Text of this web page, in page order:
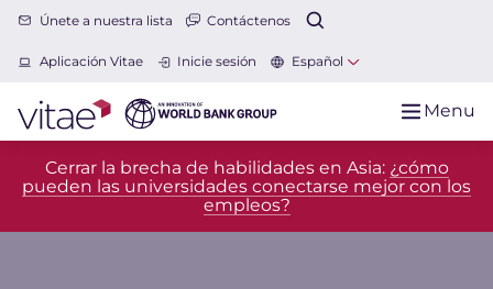
Únete a nuestra lista Contáctenos
Aplicación Vitae Inicie sesión Español
Menu
Cerrar la brecha de habilidades en Asia: ¿cómo
pueden las universidades conectarse mejor con los
empleos?